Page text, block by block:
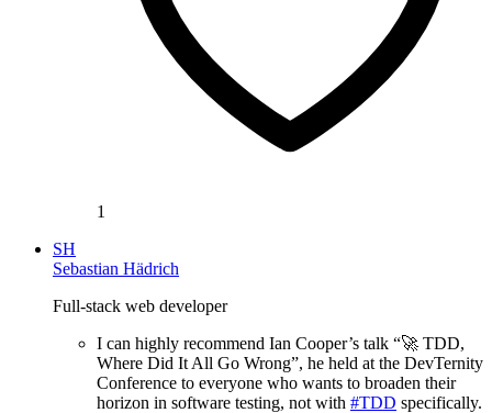
1
SH
Sebastian Hädrich
Full-stack web developer
I can highly recommend Ian Cooper’s talk “🚀 TDD,
Where Did It All Go Wrong”, he held at the DevTernity
Conference to everyone who wants to broaden their
horizon in software testing, not with #TDD specifically.